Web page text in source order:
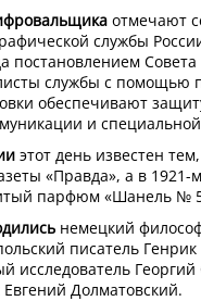
отмечают
службы
постановлением
службы с помощью
обеспечивают
и
этот день известен
«Правда», а в
парфюм «Шанель №
немецкий
писатель
исследователь
Евгений Долматовский.